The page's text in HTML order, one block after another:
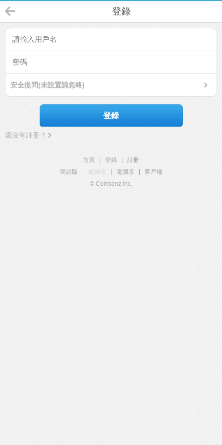
登錄
安全提問(未設置請忽略)
登錄
還沒有註冊？
首頁 登錄
註冊
簡易版
觸屏版 電腦版
客戶端
© Comsenz Inc.